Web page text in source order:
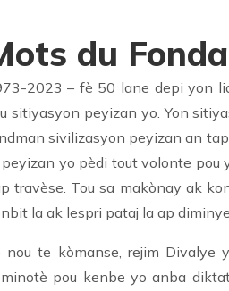
du
2023 – fè 50 lane depi yon
sitiyasyon peyizan yo. Yon
sivilizasyon peyizan an
yo pèdi tout volonte pou
travèse. Tou sa makònay ak
la ak lespri pataj la ap
nou te kòmanse, rejim Divalye
pou kenbe yo anba